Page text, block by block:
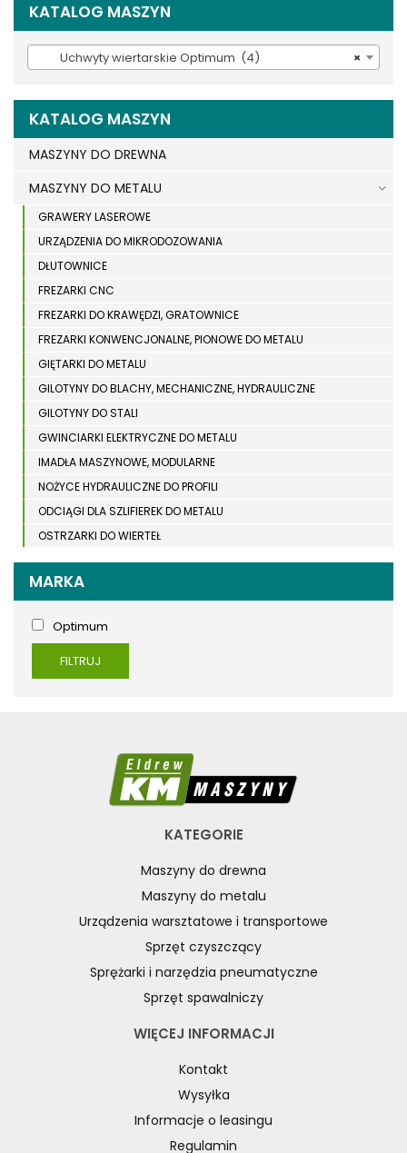
KATALOG MASZYN
×
Uchwyty wiertarskie Optimum (4)
KATALOG MASZYN
MASZYNY DO DREWNA
MASZYNY DO METALU
GRAWERY LASEROWE
URZĄDZENIA DO MIKRODOZOWANIA
DŁUTOWNICE
FREZARKI CNC
FREZARKI DO KRAWĘDZI, GRATOWNICE
FREZARKI KONWENCJONALNE, PIONOWE DO METALU
GIĘTARKI DO METALU
GILOTYNY DO BLACHY, MECHANICZNE, HYDRAULICZNE
GILOTYNY DO STALI
GWINCIARKI ELEKTRYCZNE DO METALU
IMADŁA MASZYNOWE, MODULARNE
NOŻYCE HYDRAULICZNE DO PROFILI
ODCIĄGI DLA SZLIFIEREK DO METALU
OSTRZARKI DO WIERTEŁ
PIŁY TARCZOWE DO METALU, ALUMINIUM
PIŁY TAŚMOWE DO METALU
PRASY DO OBRÓBKI PLASTYCZNEJ METALU
SPĘCZARKI
STOJAKI
URZĄDZENIA WIELOCZYNNOŚCIOWE
WIERTARKI MAGNETYCZNE
WIERTARKO - FREZARKI STOŁOWE DO METALU, WIELOFUNKCYJNE
WYKRAWARKI DO BLACHY, PNEUMATYCZNE
ZAGINARKI DO BLACHY, MECHANICZNE
ŻŁOBIARKI DO BLACHY
WYPOSAŻENIE DODATKOWE METALLKRAFT
WYPOSAŻENIE DODATKOWE OPTIMUM
OŚWIETLENIE PRZEMYSŁOWE LED
WYPOSAŻENIE FREZAREK OPTIMUM
WYPOSAŻENIE PIŁ TARCZOWYCH OPTIMUM
WYPOSAŻENIE PIŁ TAŚMOWYCH OPTIMUM
MARKA
Optimum
FILTRUJ
KATEGORIE
Maszyny do drewna
Maszyny do metalu
Urządzenia warsztatowe i transportowe
Sprzęt czyszczący
Sprężarki i narzędzia pneumatyczne
Sprzęt spawalniczy
WIĘCEJ INFORMACJI
Kontakt
Wysyłka
Informacje o leasingu
Regulamin